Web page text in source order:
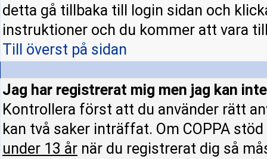
detta gå tillbaka till login sidan och
instruktioner och du kommer att vara
Till överst på sidan
Jag har registrerat mig men jag kan
Kontrollera först att du använder rätt
kan två saker inträffat. Om COPPA
under 13 år när du registrerat dig så